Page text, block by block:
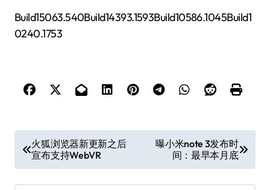
Build15063.540Build14393.1593Build10586.1045Build1
0240.1753
章
导
火狐浏览器新更新之后
宣布支持WebVR
曝小米note 3发布时
间：最早本月底